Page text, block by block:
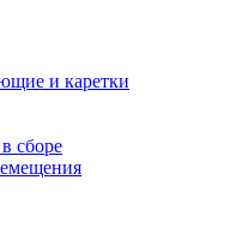
и каретки
сборе